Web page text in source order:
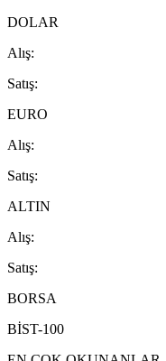
DOLAR
Alış:
Satış:
EURO
Alış:
Satış:
ALTIN
Alış:
Satış:
BORSA
BİST-100